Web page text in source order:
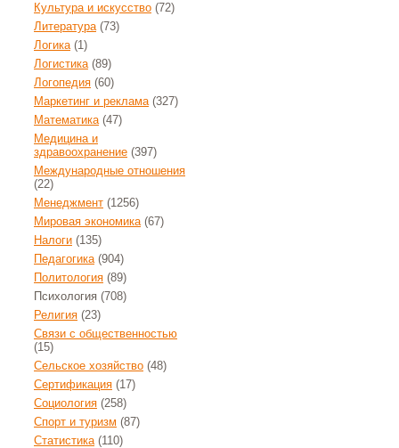
Культура и искусство (72)
Литература(73)
Логика(1)
Логистика(89)
Логопедия (60)
Маркетинг и реклама(327)
Математика(47)
Медицина и
здравоохранение (397)
Международные отношения
(22)
Менеджмент (1256)
Мировая экономика(67)
Налоги (135)
Педагогика(904)
Политология (89)
Психология (708)
Религия (23)
Связи с общественностью
(15)
Сельское хозяйство (48)
Сертификация (17)
Социология (258)
Спорт и туризм (87)
Статистика(110)